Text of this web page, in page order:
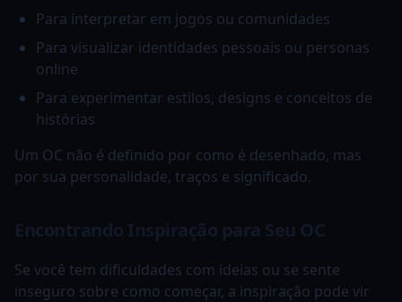
Para interpretar em jogos ou comunidades
Para visualizar identidades pessoais ou personas
online
Para experimentar estilos, designs e conceitos de
histórias
Um OC não é definido por como é desenhado, mas
por sua personalidade, traços e significado.
Encontrando Inspiração para Seu OC
Se você tem dificuldades com ideias ou se sente
inseguro sobre como começar, a inspiração pode vir